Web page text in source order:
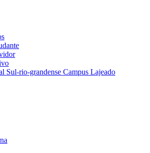
Sul-rio-grandense Campus Lajeado